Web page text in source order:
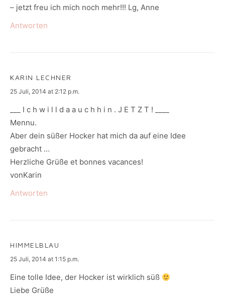
– jetzt freu ich mich noch mehr!!! Lg, Anne
Antworten
KARIN LECHNER
says:
25 Juli, 2014 at 2:12 p.m.
___ I c h w i l l d a a u c h h i n . J E T Z T ! ____
Mennu.
Aber dein süßer Hocker hat mich da auf eine Idee
gebracht …
Herzliche Grüße et bonnes vacances!
vonKarin
Antworten
HIMMELBLAU
says:
25 Juli, 2014 at 1:15 p.m.
Eine tolle Idee, der Hocker ist wirklich süß
Liebe Grüße